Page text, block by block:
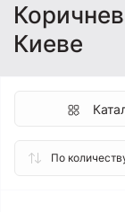
Киеве